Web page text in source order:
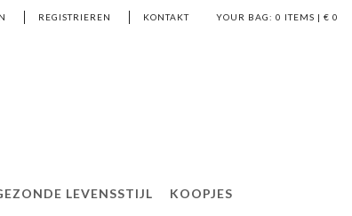
YOUR BAG: 0 ITEMS | € 0
REGISTRIEREN KONTAKT
LEVENSSTIJL KOOPJES